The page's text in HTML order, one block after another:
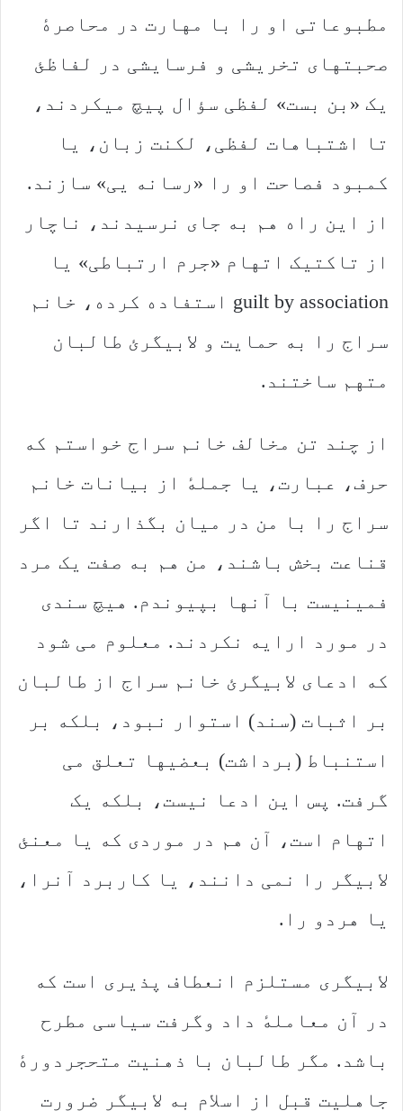
مطبوعاتی او را با مهارت در محاصرهٔ
صحبتهای تخریشی و فرسایشی در لفاظئ
یک «بن بست» لفظی سؤال پیچ میکردند،
تا اشتباهات لفظی، لکنت زبان، یا
کمبود فصاحت او را «رسانه یی» سازند.
از این راه هم به جای نرسیدند، ناچار
از تاکتیک اتهام «جرم ارتباطی» یا
guilt by association استفاده کرده، خانم
سراج را به حمایت و لابیگرئ طالبان
متهم ساختند.
از چند تن مخالف خانم سراج خواستم که
حرف، عبارت، یا جملهٔ از بیانات خانم
سراج را با من در میان بگذارند تا اگر
قناعت بخش باشند، من هم به صفت یک مرد
فمینیست با آنها بپیوندم. هیچ سندی
در مورد ارایه نکردند. معلوم می شود
که ادعای لابیگرئ خانم سراج از طالبان
بر اثبات (سند) استوار نبود، بلکه بر
استنباط (برداشت) بعضیها تعلق می
گرفت. پس این ادعا نیست، بلکه یک
اتهام است، آن هم در موردی که یا معنئ
لابیگر را نمی دانند، یا کاربرد آنرا،
یا هردو را.
لابیگری مستلزم انعطاف پذیری است که
در آن معاملهٔ داد وگرفت سیاسی مطرح
باشد. مگر طالبان با ذهنیت متحجردورهٔ
جاهلیت قبل از اسلام به لابیگر ضرورت